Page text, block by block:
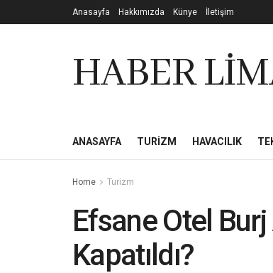
Anasayfa Hakkımızda Künye İletişim
HABER
ANASAYFA TURIZM HAVACILIK
Home Turizm
Efsane Otel Burj
Kapatıldı?